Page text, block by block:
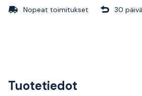
Nopeat toimitukset 30
Tuotetiedot